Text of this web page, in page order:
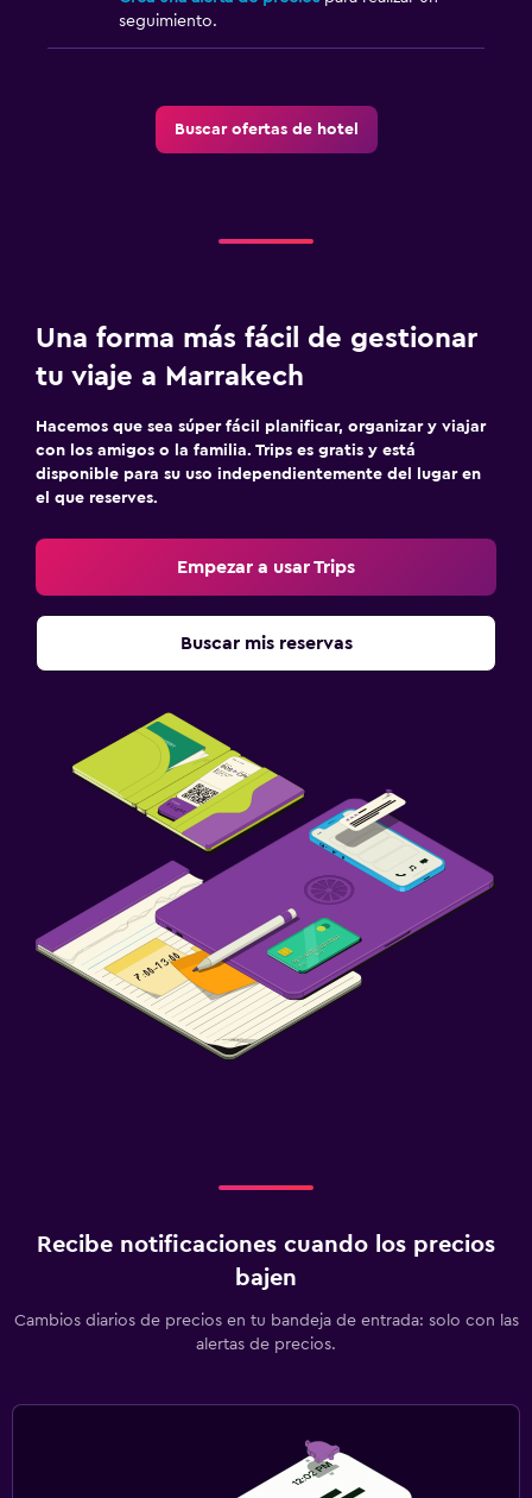
seguimiento.
Buscar ofertas de hotel
Una forma más fácil de gestionar
tu viaje a Marrakech
Hacemos que sea súper fácil planificar, organizar y viajar
con los amigos o la familia. Trips es gratis y está
disponible para su uso independientemente del lugar en
el que reserves.
Empezar a usar Trips
Buscar mis reservas
Recibe notificaciones cuando los precios
bajen
Cambios diarios de precios en tu bandeja de entrada: solo con las
alertas de precios.